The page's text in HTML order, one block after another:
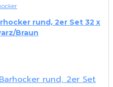
rund, 2er Set 32 x
Braun